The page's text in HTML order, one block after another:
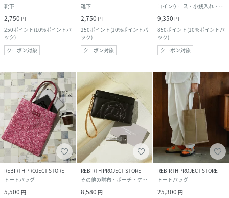
靴下
2,750 円
250ポイント(10%ポイントバ
ック)
クーポン対象
靴下
2,750 円
250ポイント(10%ポイントバ
ック)
クーポン対象
コインケース・小銭入れ・札入れ
9,350 円
850ポイント(10%ポイントバ
ック)
クーポン対象
REBIRTH PROJECT STORE
トートバッグ
5,500 円
REBIRTH PROJECT STORE
その他の財布・ポーチ・ケース
8,580 円
REBIRTH PROJECT STORE
トートバッグ
25,300 円